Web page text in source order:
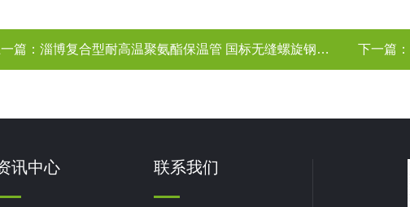
一篇： 淄博复合型耐高温聚氨酯保温管 国标无缝螺旋钢管规格 下一篇：
讯中心 联系我们